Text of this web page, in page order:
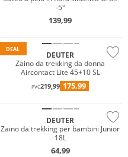
-5°
139,99
DEAL
DEUTER
Zaino da trekking da donna
Aircontact Lite 45+10 SL
PVC219,99 175,99
DEUTER
Zaino da trekking per bambini Junior
18L
64,99